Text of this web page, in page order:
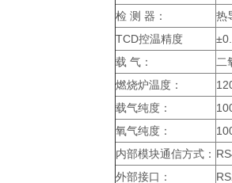
检 测 器：
热
TCD控温精度
载 气：
二
燃烧炉温度：
载气纯度：
氧气纯度：
内部模块通信方式：
外部接口：